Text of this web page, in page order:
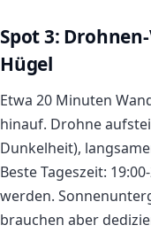
Spot 3:
Hügel
Etwa 20 Minuten
hinauf. Drohne
Dunkelheit),
Beste Tageszeit:
werden.
brauchen aber